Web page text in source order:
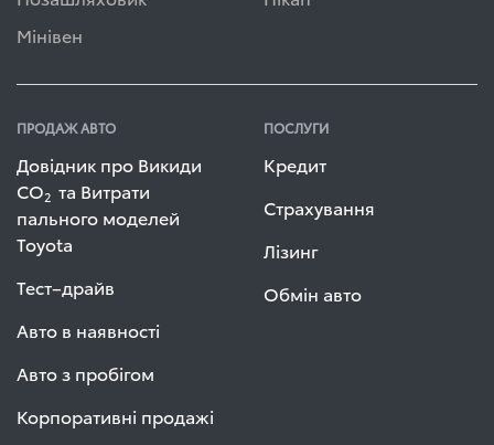
Мінівен
ПРОДАЖ АВТО
Довідник про Викиди
СО2 та Витрати
пального моделей
Toyota
Тест–драйв
Авто в наявності
Авто з пробігом
Корпоративні продажі
ПОСЛУГИ
Кредит
Страхування
Лізинг
Обмін авто